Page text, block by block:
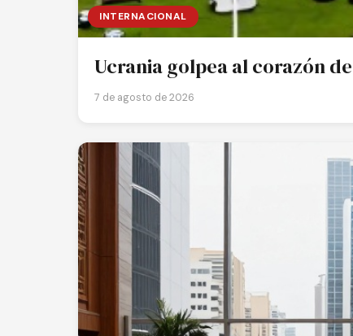
INTERNACIONAL
Ucrania golpea al corazón
7 de agosto de 2026